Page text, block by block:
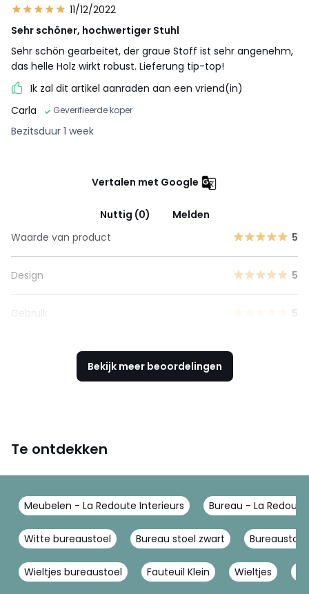
11/12/2022
Sehr schöner, hochwertiger Stuhl
Sehr schön gearbeitet, der graue Stoff ist sehr angenehm,
das helle Holz wirkt robust. Lieferung tip-top!
Ik zal dit artikel aanraden aan een vriend(in)
Carla
Geverifieerde koper
Bezitsduur 1 week
Vertalen met Google
Nuttig (0)
Melden
Waarde van product
5
Design 5
Gebruik 5
Bekijk meer beoordelingen
Te ontdekken
Meubelen - La Redoute Interieurs Bureau - La
Witte bureaustoel Bureau stoel zwart
Wieltjes bureaustoel Fauteuil Klein Wieltjes